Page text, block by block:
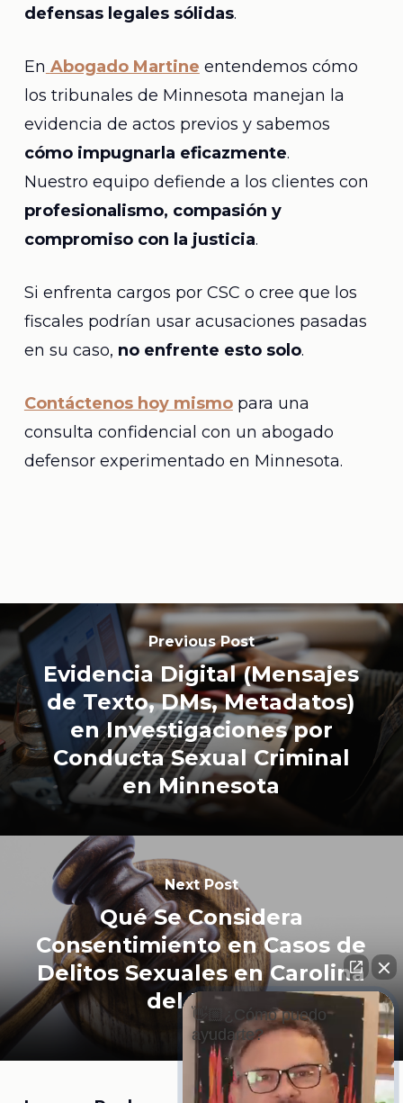
defensas legales sólidas.
En Abogado Martine entendemos cómo
los tribunales de Minnesota manejan la
evidencia de actos previos y sabemos
cómo impugnarla eficazmente.
Nuestro equipo defiende a los clientes con
profesionalismo, compasión y
compromiso con la justicia.
Si enfrenta cargos por CSC o cree que los
fiscales podrían usar acusaciones pasadas
en su caso, no enfrente esto solo.
Contáctenos hoy mismopara una
consulta confidencial con un abogado
defensor experimentado en Minnesota.
Previous Post
Evidencia Digital (Mensajes
de Texto, DMs, Metadatos)
en Investigaciones por
Conducta Sexual Criminal
en Minnesota
Next Post
Qué Se Considera
Consentimiento en Casos de
Delitos Sexuales en Carolina
del Norte
👋🏼¿Cómo puedo
ayudarte?